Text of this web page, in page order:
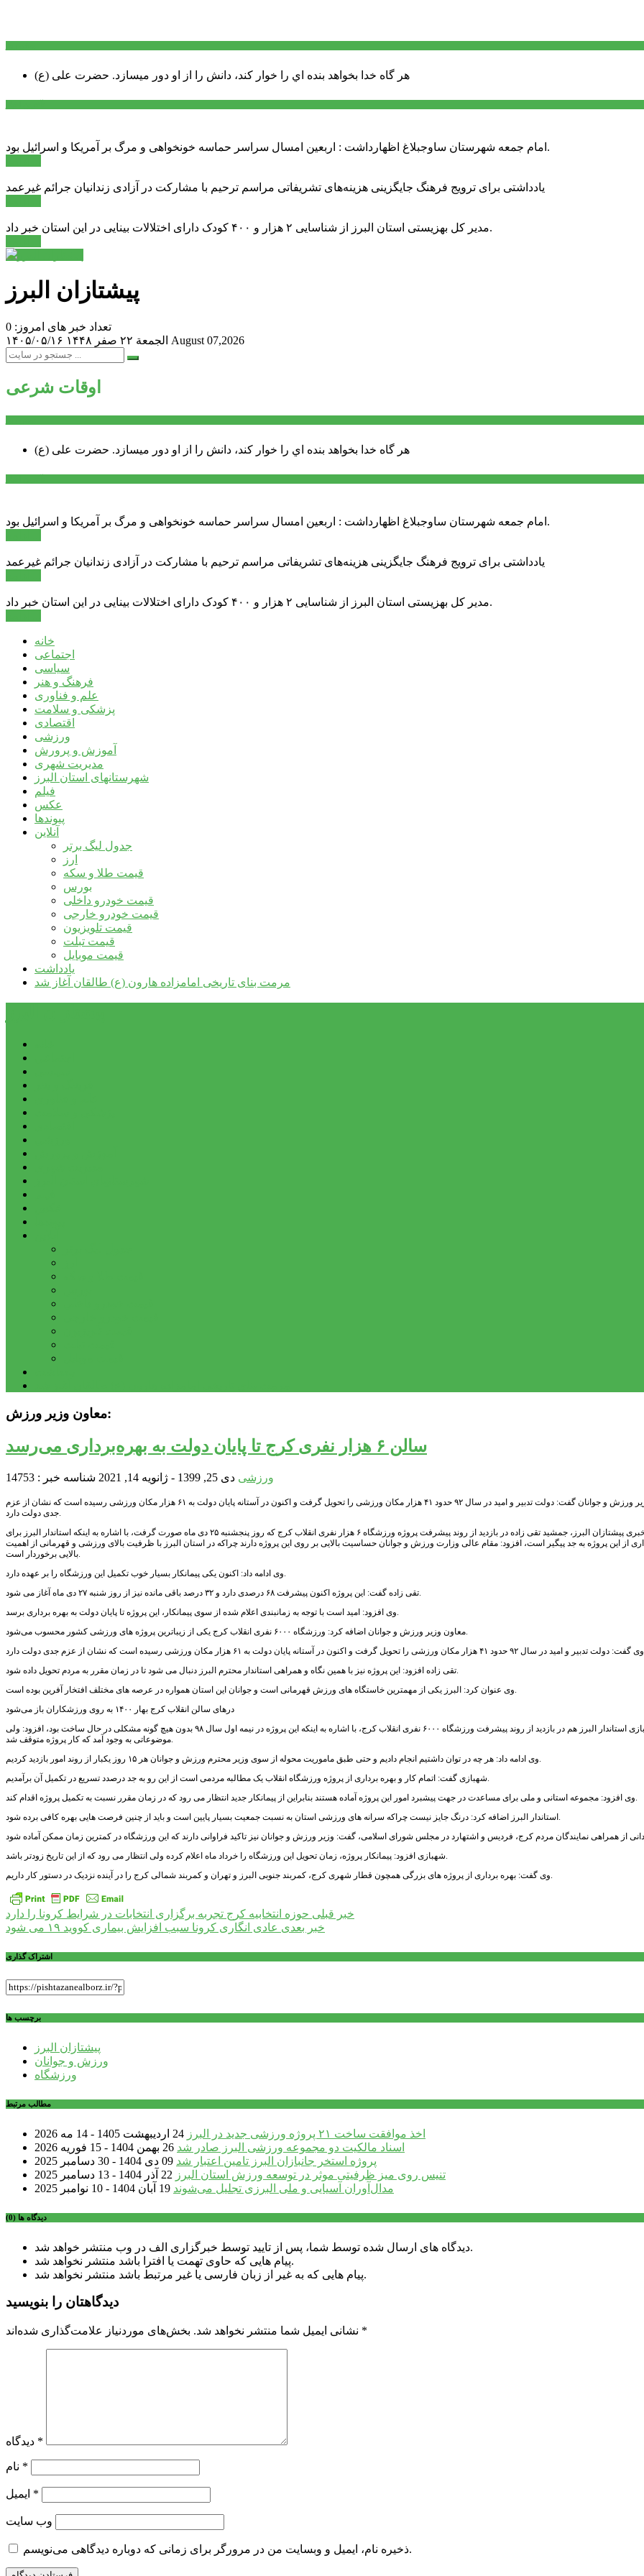
هر گاه خدا بخواهد بنده اي را خوار كند، دانش را از او دور میسازد. حضرت علی (ع)
امام جمعه شهرستان ساوجبلاغ اظهارداشت : اربعین امسال سراسر حماسه خونخواهی و مرگ بر آمریکا و اسرائیل بود.
یادداشتی برای ترویج فرهنگ جایگزینی هزینه‌های تشریفاتی مراسم ترحیم با مشارکت در آزادی زندانیان جرائم غیرعمد
مدیر کل بهزیستی استان البرز از شناسایی ۲ هزار و ۴۰۰ کودک دارای اختلالات بینایی در این استان خبر داد.
پیشتازان البرز
تعداد خبر های امروز: 0
۱۴۰۵/۰۵/۱۶
الجمعة ۲۲ صفر ۱۴۴۸ August 07,2026
اوقات شرعی
هر گاه خدا بخواهد بنده اي را خوار كند، دانش را از او دور میسازد. حضرت علی (ع)
امام جمعه شهرستان ساوجبلاغ اظهارداشت : اربعین امسال سراسر حماسه خونخواهی و مرگ بر آمریکا و اسرائیل بود.
یادداشتی برای ترویج فرهنگ جایگزینی هزینه‌های تشریفاتی مراسم ترحیم با مشارکت در آزادی زندانیان جرائم غیرعمد
مدیر کل بهزیستی استان البرز از شناسایی ۲ هزار و ۴۰۰ کودک دارای اختلالات بینایی در این استان خبر داد.
خانه
اجتماعی
سیاسی
فرهنگ و هنر
علم و فناوری
پزشکی و سلامت
اقتصادی
ورزشی
آموزش و پرورش
مدیریت شهری
شهرستانهای استان البرز
فیلم
عکس
پیوندها
آنلاین
جدول لیگ برتر
ارز
قیمت طلا و سکه
بورس
قیمت خودرو داخلی
قیمت خودرو خارجی
قیمت تلویزیون
قیمت تبلت
قیمت موبایل
یادداشت
مرمت بنای تاریخی امامزاده هارون (ع) طالقان آغاز شد
معاون وزیر ورزش:
سالن ۶ هزار نفری کرج تا پایان دولت به بهره‌برداری می‌رسد
ورزشی دی 25, 1399 - ژانویه 14, 2021 شناسه خبر : 14753
معاون حقوقی وزیر ورزش و جوانان گفت: دولت تدبیر و امید در سال ۹۲ حدود ۴۱ هزار مکان ورزشی را تحویل گرفت و اکنون در آستانه پایان دولت به ۶۱ هزار مکان ورزشی رسیده است که نشان از عزم
جدی دولت دارد.
به گزارش پایگاه خبری پیشتازان البرز، جمشید تقی زاده در بازدید از روند پیشرفت پروژه ورزشگاه ۶ هزار نفری انقلاب کرج که روز پنجشنبه ۲۵ دی ماه صورت گرفت، با اشاره به اینکه استاندار البرز برای
از این پروژه به جد پیگیر است، افزود: مقام عالی وزارت ورزش و جوانان حساسیت بالایی بر روی این پروژه دارند چراکه در استان البرز با ظرفیت بالای ورزشی و قهرمانی از اهمیت
بالایی برخوردار است.
وی ادامه داد: اکنون یکی پیمانکار بسیار خوب تکمیل این ورزشگاه را بر عهده دارد.
تقی زاده گفت: این پروژه اکنون پیشرفت ۶۸ درصدی دارد و ۳۲ درصد باقی مانده نیز از روز شنبه ۲۷ دی ماه آغاز می شود.
وی افزود: امید است با توجه به زمانبندی اعلام شده از سوی پیمانکار، این پروژه تا پایان دولت به بهره برداری برسد.
معاون وزیر ورزش و جوانان اضافه کرد: ورزشگاه ۶۰۰۰ نفری انقلاب کرج یکی از زیباترین پروژه های ورزشی کشور محسوب می‌شود.
تقی زاده افزود: این پروژه نیز با همین نگاه و همراهی استاندار محترم البرز دنبال می شود تا در زمان مقرر به مردم تحویل داده شود.
وی عنوان کرد: البرز یکی از مهمترین خاستگاه های ورزش قهرمانی است و جوانان این استان همواره در عرصه های مختلف افتخار آفرین بوده است.
درهای سالن انقلاب کرج بهار ۱۴۰۰ به روی ورزشکاران باز می‌شود
عزیزاله شهبازی استاندار البرز هم در بازدید از روند پیشرفت ورزشگاه ۶۰۰۰ نفری انقلاب کرج، با اشاره به اینکه این پروژه در نیمه اول سال ۹۸ بدون هیچ گونه مشکلی در حال ساخت بود، افزود: ولی
موضوعاتی به وجود آمد که کار پروژه متوقف شد.
وی ادامه داد: هر چه در توان داشتیم انجام دادیم و حتی طبق ماموریت محوله از سوی وزیر محترم ورزش و جوانان هر ۱۵ روز یکبار از روند امور بازدید کردیم.
شهبازی گفت: اتمام کار و بهره برداری از پروژه ورزشگاه انقلاب یک مطالبه مردمی است از این رو به جد درصدد تسریع در تکمیل آن برآمدیم.
وی افزود: مجموعه استانی و ملی برای مساعدت در جهت پیشبرد امور این پروژه آماده هستند بنابراین از پیمانکار جدید انتظار می رود که در زمان مقرر نسبت به تکمیل پروژه اقدام کند.
استاندار البرز اضافه کرد: درنگ جایز نیست چراکه سرانه های ورزشی استان به نسبت جمعیت بسیار پایین است و باید از چنین فرصت هایی بهره کافی برده شود.
شهبازی افزود: پیمانکار پروژه، زمان تحویل این ورزشگاه را خرداد ماه اعلام کرده ولی انتظار می رود که از این تاریخ زودتر باشد.
وی گفت: بهره برداری از پروژه های بزرگی همچون قطار شهری کرج، کمربند جنوبی البرز و تهران و کمربند شمالی کرج را در آینده نزدیک در دستور کار داریم.
راهبری
نوشته
خبر قبلی حوزه انتخابیه کرج تجربه برگزاری انتخابات در شرایط کرونا را دارد
خبر بعدی عادی انگاری کرونا سبب افزایش بیماری کووید ۱۹ می شود
اشتراک گذاری
برچسب ها
پیشتازان البرز
ورزش و جوانان
ورزشگاه
مطالب مرتبط
اخذ موافقت ساخت ۲۱ پروژه ورزشی جدید در البرز
24 اردیبهشت 1405 - 14 مه 2026
اسناد مالکیت دو مجموعه ورزشی البرز صادر شد 26 بهمن 1404 - 15 فوریه 2026
پروژه استخر جانبازان البرز تامین اعتبار شد 09 دی 1404 - 30 دسامبر 2025
تنیس روی میز ظرفیتی موثر در توسعه ورزش استان البرز 22 آذر 1404 - 13 دسامبر 2025
مدال‌آوران آسیایی و ملی البرزی تجلیل می‌شوند 19 آبان 1404 - 10 نوامبر 2025
دیدگاه ها (0)
دیدگاه های ارسال شده توسط شما، پس از تایید توسط خبرگزاری الف در وب منتشر خواهد شد.
پیام هایی که حاوی تهمت یا افترا باشد منتشر نخواهد شد.
پیام هایی که به غیر از زبان فارسی یا غیر مرتبط باشد منتشر نخواهد شد.
دیدگاهتان را بنویسید
نشانی ایمیل شما منتشر نخواهد شد. *
*
*
*
وب‌ سایت
ذخیره نام، ایمیل و وبسایت من در مرورگر برای زمانی که دوباره دیدگاهی می‌نویسم.